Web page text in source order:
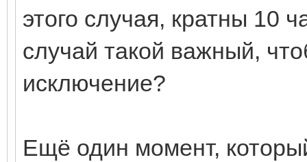
этого случая, кратны 10
случай такой важный,
исключение?
Ещё один момент,